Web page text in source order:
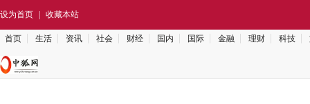
设为首页 收藏本站
首页 生活 资讯 社会 财经 国内 国际 金融 理财 科技